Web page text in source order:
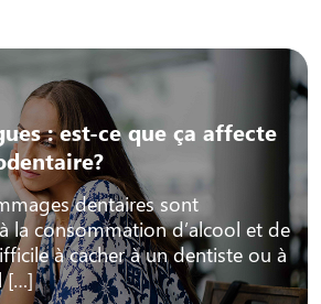
: est-ce que ça affecte
dentaires sont
la consommation d’alcool et de
à cacher à un dentiste ou à
[…]